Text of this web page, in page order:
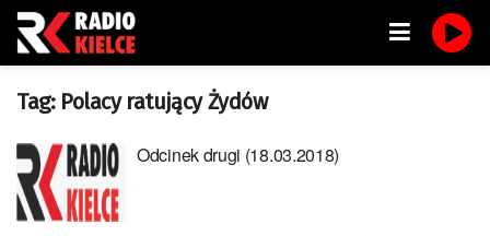
Tag: Polacy ratujący Żydów
Odcinek drugi (18.03.2018)